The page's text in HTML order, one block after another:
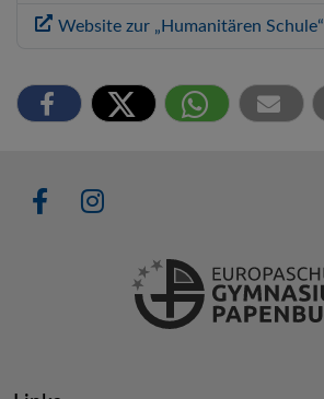
Website zur „Humanitären Schule“